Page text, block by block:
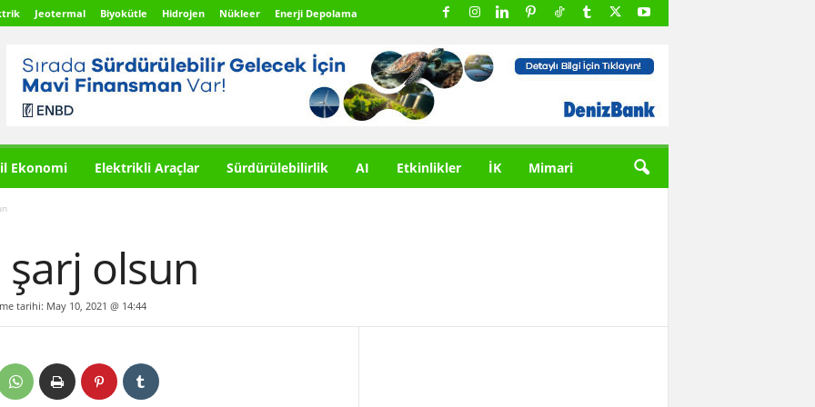
Jeotermal Biyokütle Hidrojen Nükleer Enerji Depolama
Ekonomi Elektrikli Araçlar Sürdürülebilirlik AI Etkinlikler İK Mimari
olsun
tarihi: May 10, 2021 @ 14:44